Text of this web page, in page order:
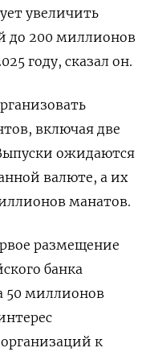
увеличить
до 200 миллионов
году, сказал он.
​включая две
ожидаются
валюте, а их
манатов.
размещение
​банка
50 миллионов
к